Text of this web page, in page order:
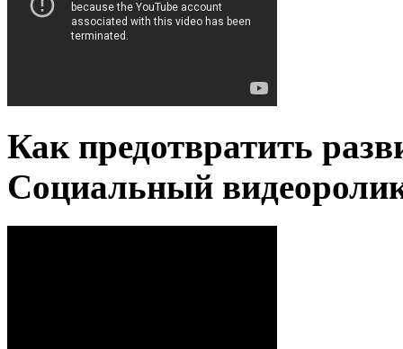
Как предотвратить
Социальный